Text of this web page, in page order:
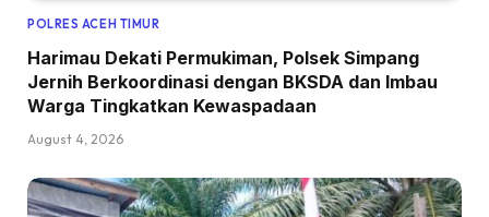
POLRES ACEH TIMUR
Harimau Dekati Permukiman, Polsek Simpang
Jernih Berkoordinasi dengan BKSDA dan Imbau
Warga Tingkatkan Kewaspadaan
August 4, 2026